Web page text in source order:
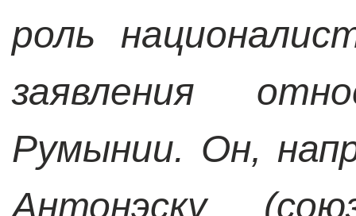
роль
заявления
Румынии. Он,
Антонэску